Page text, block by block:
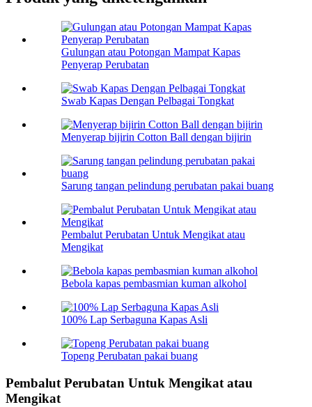
Gulungan atau Potongan Mampat Kapas
Penyerap Perubatan
Swab Kapas Dengan Pelbagai Tongkat
Menyerap bijirin Cotton Ball dengan bijirin
Sarung tangan pelindung perubatan pakai buang
Pembalut Perubatan Untuk Mengikat atau
Mengikat
Bebola kapas pembasmian kuman alkohol
100% Lap Serbaguna Kapas Asli
Topeng Perubatan pakai buang
Pembalut Perubatan Untuk Mengikat atau
Mengikat